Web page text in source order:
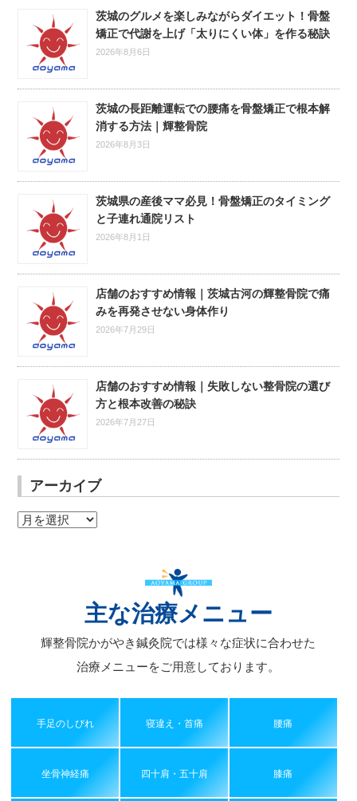
茨城のグルメを楽しみながらダイエット！骨盤
矯正で代謝を上げ「太りにくい体」を作る秘訣
2026年8月6日
茨城の長距離運転での腰痛を骨盤矯正で根本解
消する方法｜輝整骨院
2026年8月3日
茨城県の産後ママ必見！骨盤矯正のタイミング
と子連れ通院リスト
2026年8月1日
店舗のおすすめ情報｜茨城古河の輝整骨院で痛
みを再発させない身体作り
2026年7月29日
店舗のおすすめ情報｜失敗しない整骨院の選び
方と根本改善の秘訣
2026年7月27日
アーカイブ
ア
主な治療メニュー
輝整骨院かがやき鍼灸院では様々な症状に合わせた
治療メニューをご用意しております。
手足のしびれ 寝違え・首痛 腰痛
坐骨神経痛 四十肩・五十肩 膝痛